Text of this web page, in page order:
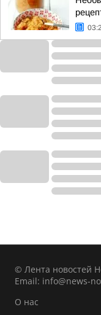
© Лента новостей
Email: info@news-
О нас